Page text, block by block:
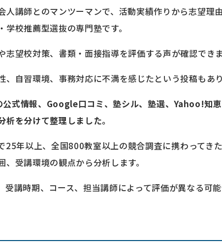
人講師とのマンツーマンで、活動実績作りから志望理
校推薦型選抜の専門塾です。
望校対策、書類・面接指導を評価する声が確認できま
自習環境、事務対応に不満を感じたという投稿もあり
式情報、Google口コミ、塾シル、塾選、Yahoo!知
を分けて整理しました。
25年以上、全国800教室以上の競合調査に携わってき
受講環境の観点から分析します。
講時期、コース、担当講師によって評価が異なる可